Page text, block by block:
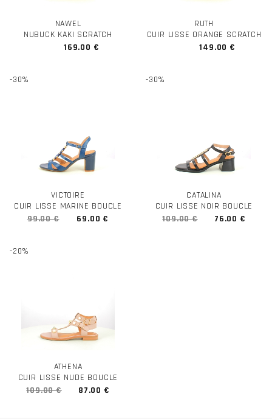
NAWEL
NUBUCK KAKI SCRATCH
169.00 €
RUTH
CUIR LISSE ORANGE SCRATCH
149.00 €
-30%
VICTOIRE
CUIR LISSE MARINE BOUCLE
99.00 €
69.00 €
-30%
CATALINA
CUIR LISSE NOIR BOUCLE
109.00 €
76.00 €
-20%
ATHENA
CUIR LISSE NUDE BOUCLE
109.00 €
87.00 €